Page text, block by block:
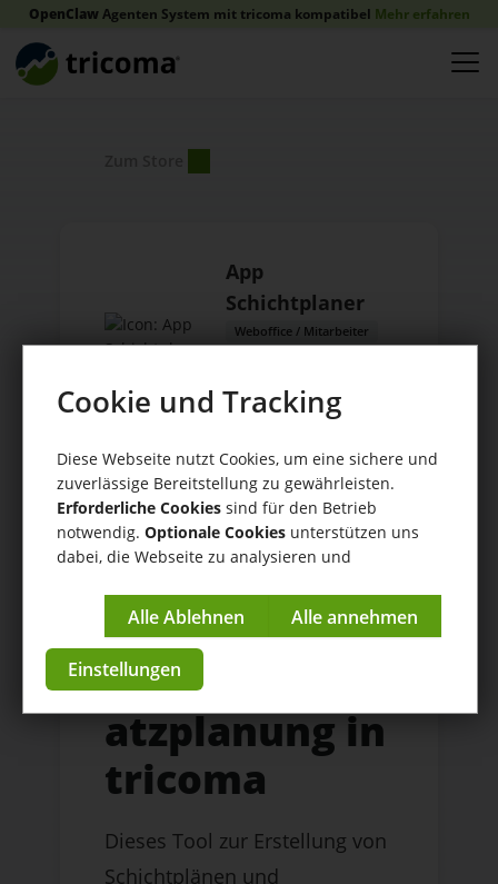
OpenClawAgenten System mit tricoma kompatibel Mehr erfahren
App
Schichtplaner
Weboffice / Mitarbeiter
tricoma AG
Effiziente und individuelle
Mitarbeiterkoordination
Personaleins
atzplanung in
tricoma
Dieses Tool zur Erstellung von
Schichtplänen und
Cookie und Tracking
Diese Webseite nutzt Cookies, um eine sichere und
zuverlässige Bereitstellung zu gewährleisten.
Erforderliche Cookies sind für den Betrieb
notwendig. Optionale Cookies unterstützen uns
dabei, die Webseite zu analysieren und
Impressum| Datenschutzerklärung
Einstellungen